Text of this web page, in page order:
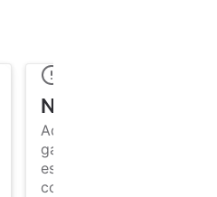
No es suficiente...
Aquí te dejamos toda
gama de productos de
escaparate para que
compares tu mejor